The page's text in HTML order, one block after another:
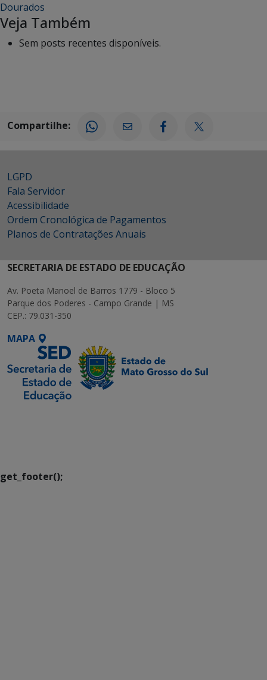
Dourados
Veja Também
Sem posts recentes disponíveis.
Compartilhe:
LGPD
Fala Servidor
Acessibilidade
Ordem Cronológica de Pagamentos
Planos de Contratações Anuais
SECRETARIA DE ESTADO DE EDUCAÇÃO
Av. Poeta Manoel de Barros 1779 - Bloco 5
Parque dos Poderes - Campo Grande | MS
CEP.: 79.031-350
MAPA
get_footer();